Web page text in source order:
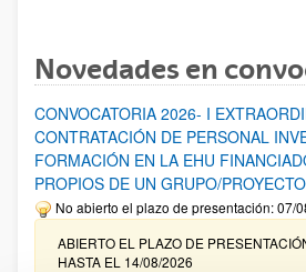
Novedades en
CONVOCATORIA 2026- I
CONTRATACIÓN DE PERSONAL
FORMACIÓN EN LA EHU
PROPIOS DE UN GRUPO/
No abierto el plazo de presentación: 07/
ABIERTO EL PLAZO DE
HASTA EL 14/08/2026